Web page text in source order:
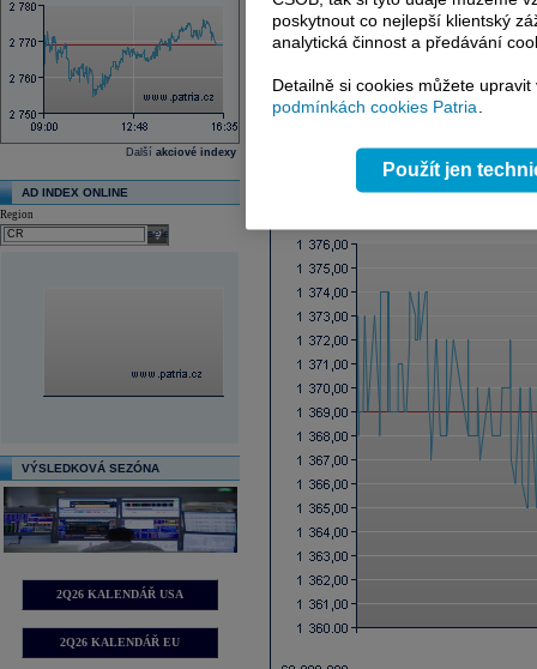
Další akciové indexy
AD INDEX ONLINE
Region
select
VÝSLEDKOVÁ SEZÓNA
2Q26 KALENDÁŘ USA
2Q26 KALENDÁŘ EU
Ex-dividenda den
Průměrná cílová cena
Reklama
poskytnout co nejlepší klientský
analytická činnost a předávání
Detailně si cookies můžete
podmínkách cookies Patria.
Použít jen